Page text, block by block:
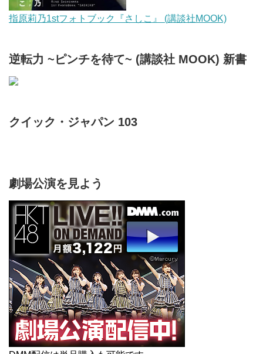
指原莉乃1stフォトブック『さしこ』 (講談社MOOK)
逆転力 ~ピンチを待て~ (講談社 MOOK) 新書
クイック・ジャパン 103
劇場公演を見よう